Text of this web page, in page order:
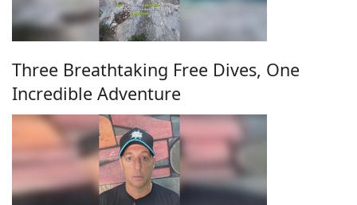
Three Breathtaking Free Dives, One
Incredible Adventure